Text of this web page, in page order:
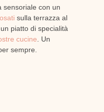
sensoriale con un
sulla terrazza al
piatto di specialità
cucine . Un
sempre.